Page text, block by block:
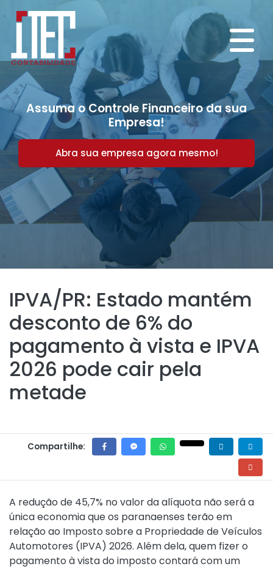
Assuma o Controle Financeiro da sua
Empresa!
Abra sua empresa agora mesmo!
IPVA/PR: Estado mantém
desconto de 6% do
pagamento à vista e IPVA
2026 pode cair pela
metade
Compartilhe:
A redução de 45,7% no valor da alíquota não será a
única economia que os paranaenses terão em
relação ao Imposto sobre a Propriedade de Veículos
Automotores (IPVA) 2026. Além dela, quem fizer o
pagamento à vista do imposto contará com um